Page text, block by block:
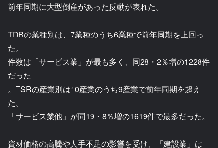
前年同期に大型倒産があった反動が表れた。
TDBの業種別は、7業種のうち6業種で前年同期を上回っ
た。
件数は「サービス業」が最も多く、同28・2％増の1228件
だった
。TSRの産業別は10産業のうち9産業で前年同期を超え
た。
「サービス業他」が同19・8％増の1619件で最多だった。
資材価格の高騰や人手不足の影響を受け、「建設業」は